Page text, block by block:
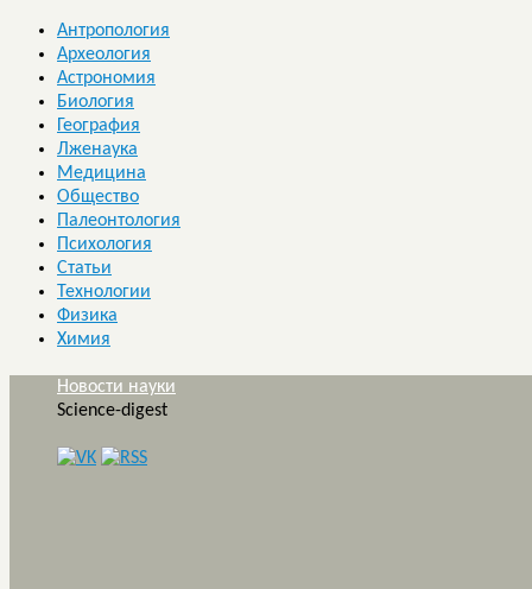
Антропология
Археология
Астрономия
Биология
География
Лженаука
Медицина
Общество
Палеонтология
Психология
Статьи
Технологии
Физика
Химия
Новости науки
Science-digest